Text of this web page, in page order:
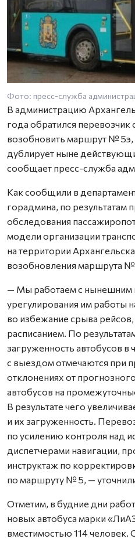
Фото: пресс-служба
В администрацию
года обратился
возобновить маршрут №
дублирует ныне
сообщает пресс-служба
Как сообщили в
горадмина, по результатам
обследования
модели организации
на территории
возобновления маршрута
— Мы работаем с нынешним
урегулирования им работы
во избежание срыва
расписанием. По
загруженность автобусов в
с выездом отмечаются при
отклонениях от
автобусов на
В результате чего
и их загруженность.
по усилению контроля над
диспетчерами навигации,
инструктаж по
по маршруту № 5, —
Отметим, в будние дни
новых автобуса марки
вместимостью 114 человек.